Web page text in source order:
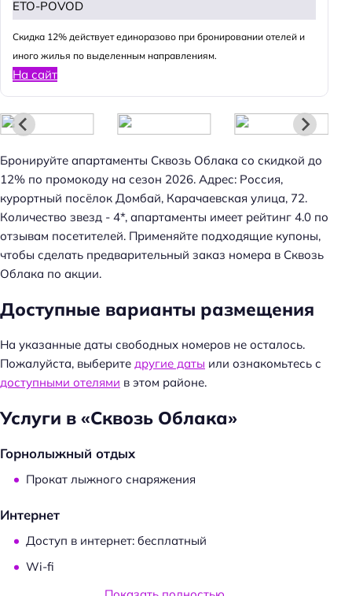
ETO-POVOD
Cкидка 12% действует единоразово при бронировании отелей и
иного жилья по выделенным направлениям.
На сайт
Бронируйте апартаменты Сквозь Облака со скидкой до
12% по промокоду на сезон 2026. Адрес: Россия,
курортный посёлок Домбай, Карачаевская улица, 72.
Количество звезд - 4*, апартаменты имеет рейтинг 4.0 по
отзывам посетителей. Применяйте подходящие купоны,
чтобы сделать предварительный заказ номера в Сквозь
Облака по акции.
Доступные варианты размещения
На указанные даты свободных номеров не осталось.
Пожалуйста, выберите другие даты или ознакомьтесь с
доступными отелями в этом районе.
Услуги в «Сквозь Облака»
Горнолыжный отдых
Прокат лыжного снаряжения
Интернет
Доступ в интернет: бесплатный
Wi-fi
Доступ в интернет: в номерах
й